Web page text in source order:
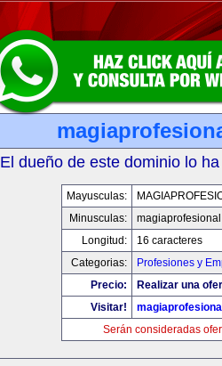
El dueño de este dominio lo
Mayusculas:
Minusculas:
Longitud:
16 caracteres
Categorias:
Profesiones y
Precio:
Realizar una
Visitar!
Serán consideradas